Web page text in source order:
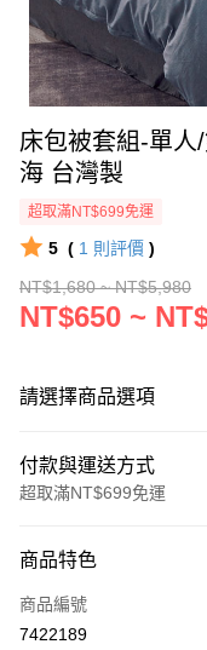
床包被套組-單人
海 台灣製
超取滿NT$699免運
5 ( 1 則評價 )
NT$1,680 ~ NT$5,980
NT$650 ~
請選擇商品選項
付款與運送方式
超取滿NT$699免運
信用卡一次付款
信用卡分期付款
商品特色
商品編號
7422189